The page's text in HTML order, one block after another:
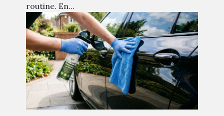
routine. En...